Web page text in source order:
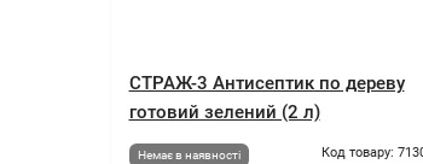
СТРАЖ-3 Антисептик по дереву
готовий зелений (2 л)
Немає в наявності Код товару: